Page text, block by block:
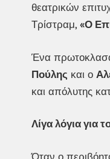
θεατρικών
Τρίστραμ, «Ο
Ένα
Πούλης και ο
και απόλυτης
Λίγα λόγια για